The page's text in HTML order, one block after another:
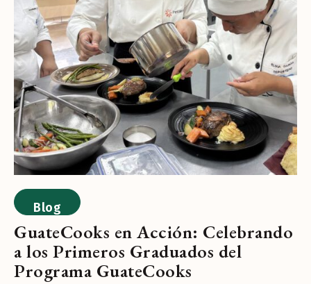
Blog
GuateCooks en Acción: Celebrando
a los Primeros Graduados del
Programa GuateCooks